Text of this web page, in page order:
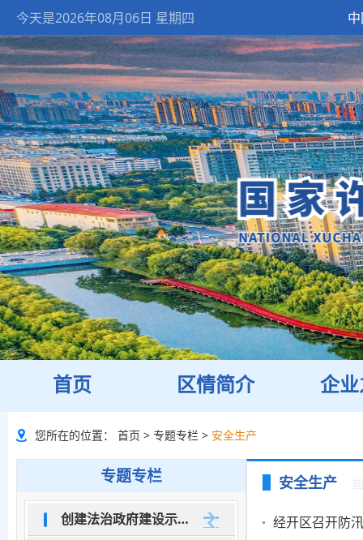
今天是2026年08月06日 星期四
首页 区情简介 企
您所在的位置： 首页 > 专题专栏 > 安全生产
专题专栏
创建法治政府建设示范市
安全生产
经开区召开防